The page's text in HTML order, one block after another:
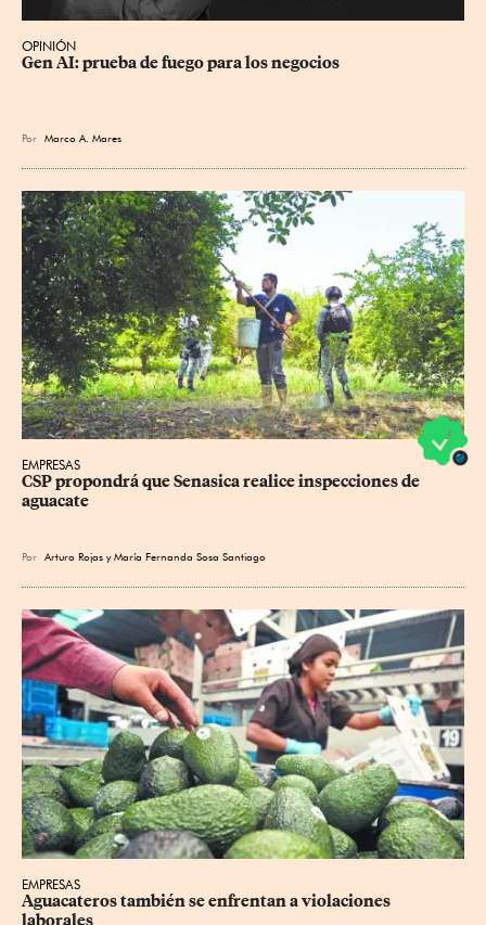
OPINIÓN
Gen AI: prueba de fuego para los negocios
Por Marco A. Mares
EMPRESAS
CSP propondrá que Senasica realice inspecciones de
aguacate
Por Arturo Rojas yMaría Fernanda Sosa Santiago
EMPRESAS
Aguacateros también se enfrentan a violaciones
laborales